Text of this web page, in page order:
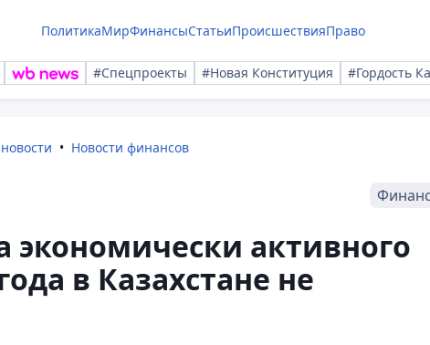
ПолитикаМирФинансыСтатьиПроисшествияПраво
#Спецпроекты #Новая Конституция #Гордость
Новости финансов
экономически активного
в Казахстане не